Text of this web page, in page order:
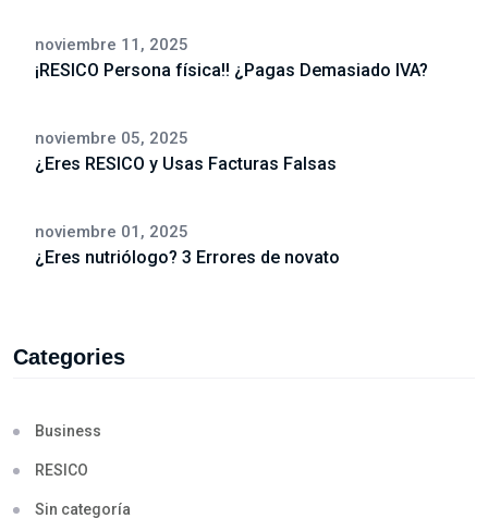
noviembre 11, 2025
¡RESICO Persona física!! ¿Pagas Demasiado IVA?
noviembre 05, 2025
¿Eres RESICO y Usas Facturas Falsas
noviembre 01, 2025
¿Eres nutriólogo? 3 Errores de novato
Categories
Business
RESICO
Sin categoría